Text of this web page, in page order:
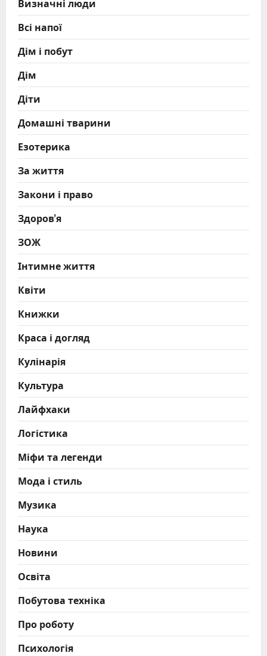
Визначні люди
Всі напої
Дім і побут
Дім
Діти
Домашні тварини
Езотерика
За життя
Закони і право
Здоров'я
ЗОЖ
Інтимне життя
Квіти
Книжки
Краса і догляд
Кулінарія
Культура
Лайфхаки
Логістика
Міфи та легенди
Мода і стиль
Музика
Наука
Новини
Освіта
Побутова техніка
Про роботу
Психологія